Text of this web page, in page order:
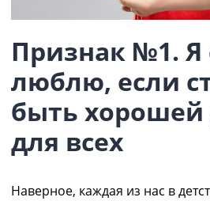
Признак №1. Я
люблю, если
быть хорошей
для всех
Наверное, каждая из нас в